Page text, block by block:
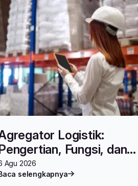
Logistik:
Fungsi, dan
Kerjanya untuk Bisnis
Agu 2026
selengkapnya